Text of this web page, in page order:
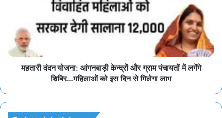
महतारी वंदन योजना: आंगनबाड़ी केन्द्रों और ग्राम पंचायतों में लगेंगे
शिविर…महिलाओं को इस दिन से मिलेगा लाभ